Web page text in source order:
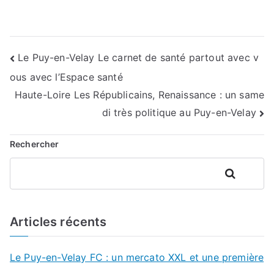
Navigation
de
Le Puy-en-Velay Le carnet de santé partout avec v
ous avec l’Espace santé
Haute-Loire Les Républicains, Renaissance : un same
di très politique au Puy-en-Velay
Rechercher
Rechercher
Articles récents
Le Puy-en-Velay FC : un mercato XXL et une première